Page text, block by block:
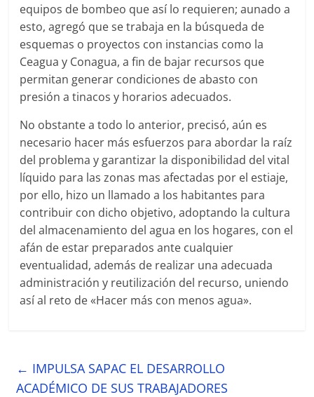
equipos de bombeo que así lo requieren; aunado a
esto, agregó que se trabaja en la búsqueda de
esquemas o proyectos con instancias como la
Ceagua y Conagua, a fin de bajar recursos que
permitan generar condiciones de abasto con
presión a tinacos y horarios adecuados.
No obstante a todo lo anterior, precisó, aún es
necesario hacer más esfuerzos para abordar la raíz
del problema y garantizar la disponibilidad del vital
líquido para las zonas mas afectadas por el estiaje,
por ello, hizo un llamado a los habitantes para
contribuir con dicho objetivo, adoptando la cultura
del almacenamiento del agua en los hogares, con el
afán de estar preparados ante cualquier
eventualidad, además de realizar una adecuada
administración y reutilización del recurso, uniendo
así al reto de «Hacer más con menos agua».
← IMPULSA SAPAC EL DESARROLLO
ACADÉMICO DE SUS TRABAJADORES